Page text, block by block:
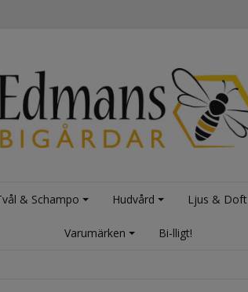
& Schampo Hudvård Ljus & Doft
Varumärken Bi-lligt!